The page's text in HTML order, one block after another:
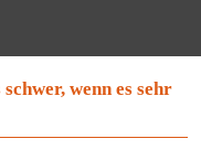
wenn es sehr